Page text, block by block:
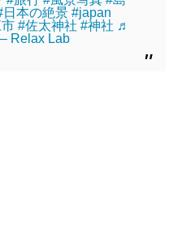
日本の絶景 #japan
#佐太神社 #神社 ♬
Relax Lab